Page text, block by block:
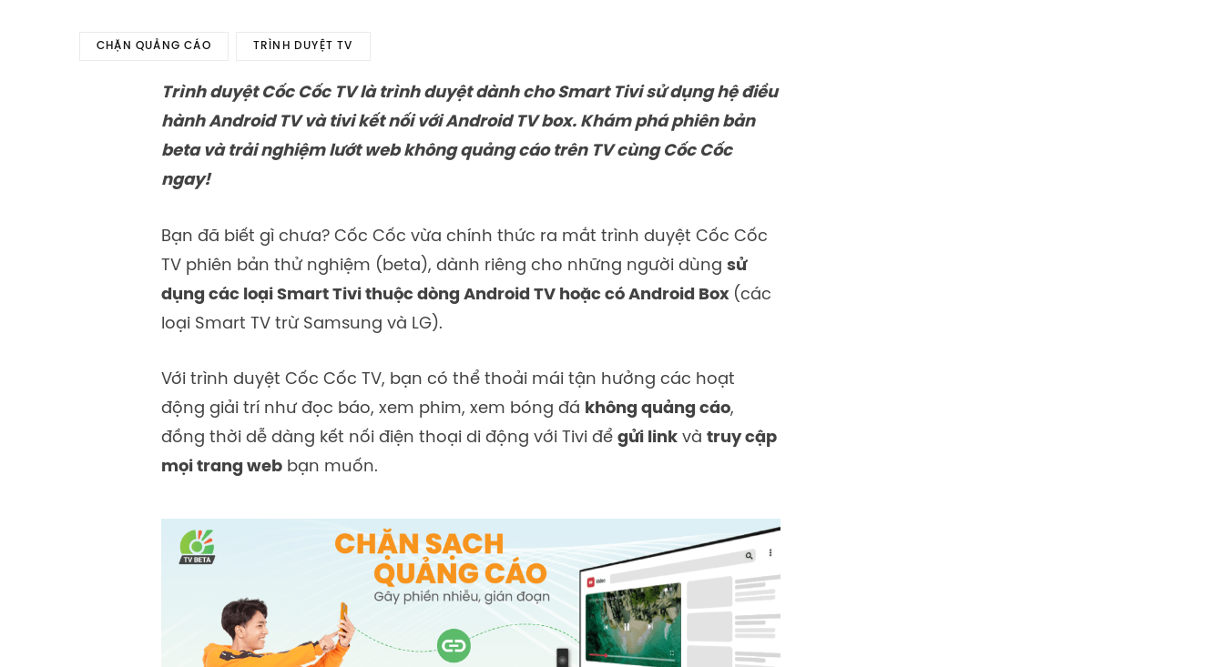
CHẶN QUẢNG CÁO TRÌNH DUYỆT TV
Trình duyệt Cốc Cốc TV là trình duyệt dành cho Smart Tivi sử dụng hệ điều
hành Android TV và tivi kết nối với Android TV box. Khám phá phiên bản
beta và trải nghiệm lướt web không quảng cáo trên TV cùng Cốc Cốc
ngay!
Bạn đã biết gì chưa? Cốc Cốc vừa chính thức ra mắt trình duyệt Cốc Cốc
TV phiên bản thử nghiệm (beta), dành riêng cho những người dùng sử
dụng các loại Smart Tivi thuộc dòng Android TV hoặc có Android Box (các
loại Smart TV trừ Samsung và LG).
Với trình duyệt Cốc Cốc TV, bạn có thể thoải mái tận hưởng các hoạt
động giải trí như đọc báo, xem phim, xem bóng đá không quảng cáo,
đồng thời dễ dàng kết nối điện thoại di động với Tivi để gửi link và truy cập
mọi trang web bạn muốn.